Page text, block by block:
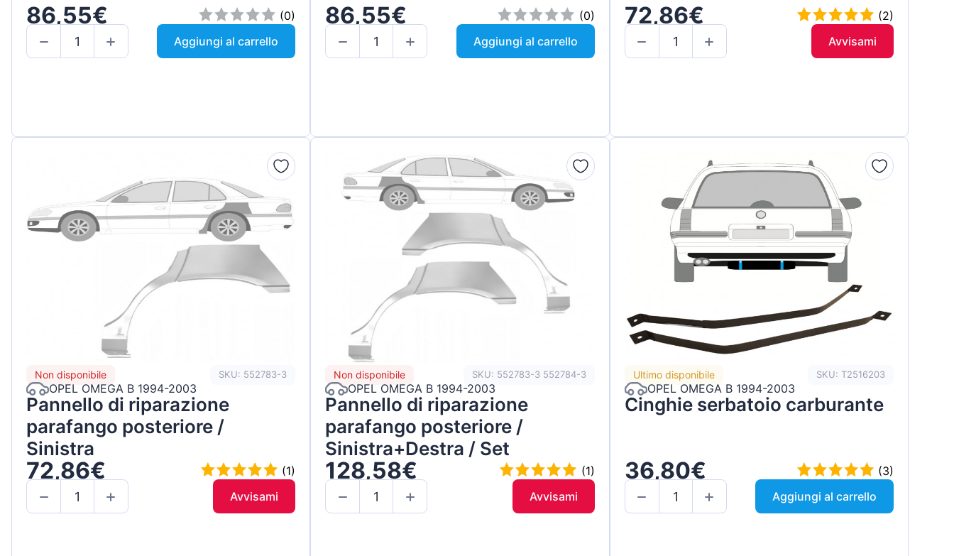
86,55€
(0)
Aggiungi al carrello
86,55€
(0)
Aggiungi al carrello
72,86€
(2)
Avvisami
Non disponibile SKU: 552783-3
OPEL OMEGA B 1994-2003
Pannello di riparazione
parafango posteriore /
Sinistra
72,86€
(1)
Avvisami
Non disponibile SKU: 552783-3 552784-3
OPEL OMEGA B 1994-2003
Pannello di riparazione
parafango posteriore /
Sinistra+Destra / Set
128,58€
(1)
Avvisami
Ultimo disponibile SKU: T2516203
OPEL OMEGA B 1994-2003
Cinghie serbatoio carburante
36,80€
(3)
Aggiungi al carrello